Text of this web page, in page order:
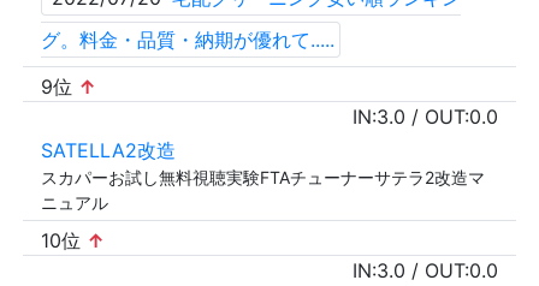
グ。料金・品質・納期が優れて.....
9位 ↑
IN:3.0 / OUT:0.0
SATELLA2改造
スカパーお試し無料視聴実験FTAチューナーサテラ2改造マ
ニュアル
10位 ↑
IN:3.0 / OUT:0.0